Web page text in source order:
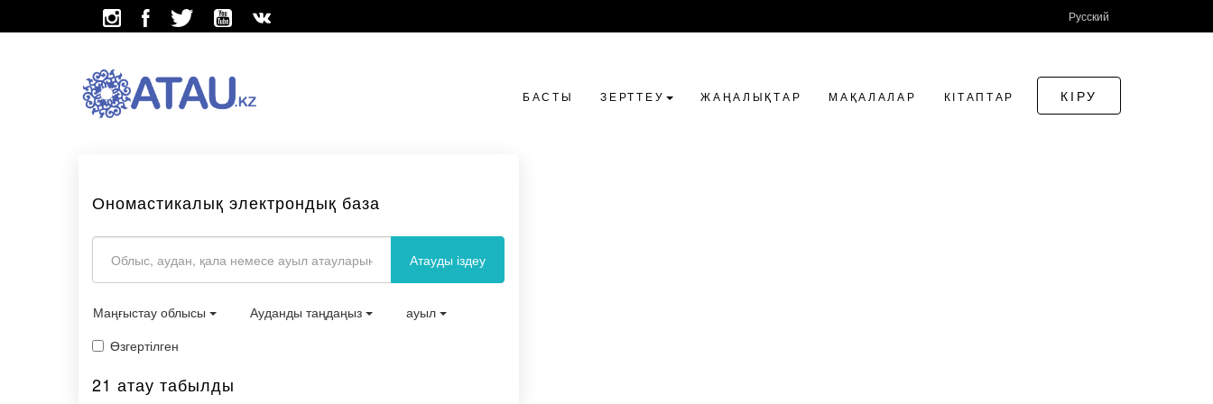
Русский
БАСТЫ ЗЕРТТЕУ ЖАҢАЛЫҚТАР МАҚАЛАЛАР КІТАПТАР КІРУ
Ономастикалық электрондық база
Атауды іздеу
Маңғыстау облысы Ауданды таңдаңыз
ауыл
Өзгертілген
21 атау табылды